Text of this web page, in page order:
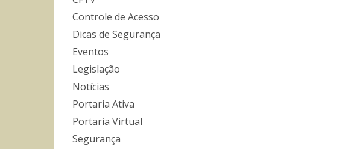
Controle de Acesso
Dicas de Segurança
Eventos
Legislação
Notícias
Portaria Ativa
Portaria Virtual
Segurança